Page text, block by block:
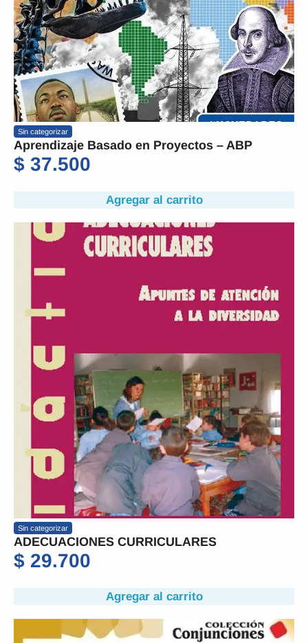
Sin categorizar
Aprendizaje Basado en Proyectos – ABP
$ 37.500
Agregar al carrito
Sin categorizar
ADECUACIONES CURRICULARES
$ 29.700
Agregar al carrito